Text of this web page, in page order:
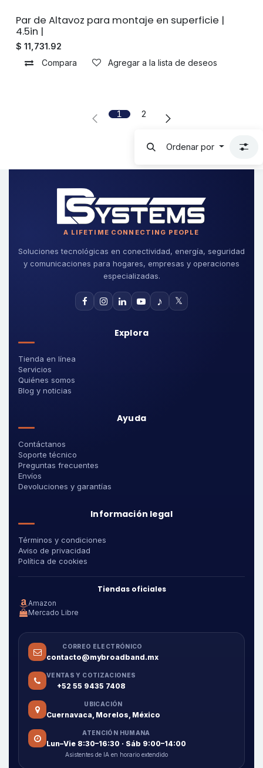
Sin existencias
Par de Altavoz para montaje en superficie |
4.5in |
$ 11,731.92
Compara
Agregar a la lista de deseos
1 2
Ordenar por
A LIFETIME CONNECTING PEOPLE
Soluciones tecnológicas en conectividad, energía, seguridad
y comunicaciones para hogares, empresas y operaciones
especializadas.
♪ 𝕏
Explora
Tienda en línea
Servicios
Quiénes somos
Blog y noticias
Ayuda
Contáctanos
Soporte técnico
Preguntas frecuentes
Envíos
Devoluciones y garantías
Información legal
Términos y condiciones
Aviso de privacidad
Política de cookies
Tiendas oficiales
Amazon
Mercado Libre
CORREO ELECTRÓNICO
contacto@mybroadband.mx
VENTAS Y COTIZACIONES
+52 55 9435 7408
UBICACIÓN
Cuernavaca, Morelos, México
ATENCIÓN HUMANA
Lun–Vie 8:30–16:30 · Sáb 9:00–14:00
Asistentes de IA en horario extendido